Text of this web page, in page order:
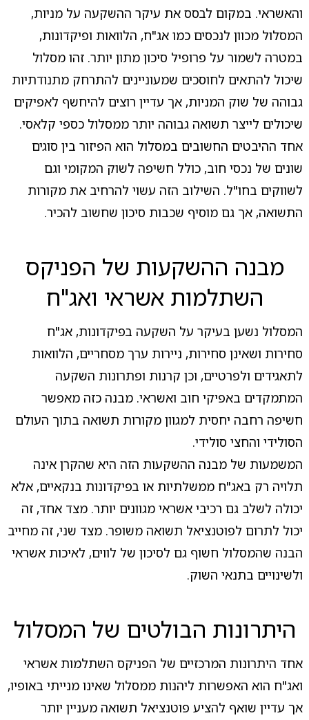
והאשראי. במקום לבסס את עיקר ההשקעה על מניות,
המסלול מכוון לנכסים כמו אג"ח, הלוואות ופיקדונות,
במטרה לשמור על פרופיל סיכון מתון יותר. זהו מסלול
שיכול להתאים לחוסכים שמעוניינים להתרחק מתנודתיות
גבוהה של שוק המניות, אך עדיין רוצים להיחשף לאפיקים
שיכולים לייצר תשואה גבוהה יותר ממסלול כספי קלאסי.
אחד ההיבטים החשובים במסלול הוא הפיזור בין סוגים
שונים של נכסי חוב, כולל חשיפה לשוק המקומי וגם
לשווקים בחו"ל. השילוב הזה עשוי להרחיב את מקורות
התשואה, אך גם מוסיף שכבות סיכון שחשוב להכיר.
מבנה ההשקעות של הפניקס
השתלמות אשראי ואג"ח
המסלול נשען בעיקר על השקעה בפיקדונות, אג"ח
סחירות ושאינן סחירות, ניירות ערך מסחריים, הלוואות
לתאגידים ולפרטיים, וכן קרנות ופתרונות השקעה
המתמקדים באפיקי חוב ואשראי. מבנה כזה מאפשר
חשיפה רחבה יחסית למגוון מקורות תשואה בתוך העולם
הסולידי והחצי סולידי.
המשמעות של מבנה ההשקעות הזה היא שהקרן אינה
תלויה רק באג"ח ממשלתיות או בפיקדונות בנקאיים, אלא
יכולה לשלב גם רכיבי אשראי מגוונים יותר. מצד אחד, זה
יכול לתרום לפוטנציאל תשואה משופר. מצד שני, זה מחייב
הבנה שהמסלול חשוף גם לסיכון של לווים, לאיכות אשראי
ולשינויים בתנאי השוק.
היתרונות הבולטים של המסלול
אחד היתרונות המרכזיים של הפניקס השתלמות אשראי
ואג"ח הוא האפשרות ליהנות ממסלול שאינו מנייתי באופיו,
אך עדיין שואף להציע פוטנציאל תשואה מעניין יותר